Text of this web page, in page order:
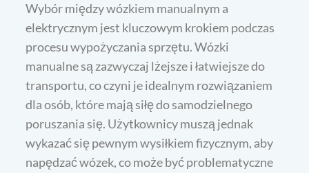
Wybór między wózkiem manualnym a
elektrycznym jest kluczowym krokiem podczas
procesu wypożyczania sprzętu. Wózki
manualne są zazwyczaj lżejsze i łatwiejsze do
transportu, co czyni je idealnym rozwiązaniem
dla osób, które mają siłę do samodzielnego
poruszania się. Użytkownicy muszą jednak
wykazać się pewnym wysiłkiem fizycznym, aby
napędzać wózek, co może być problematyczne